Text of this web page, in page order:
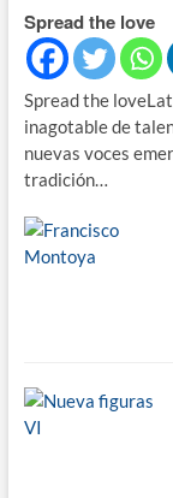
Spread the love
Spread the
inagotable de
nuevas voces
tradición…